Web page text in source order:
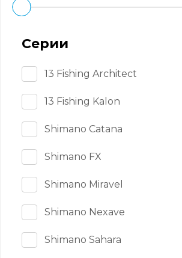
Серии
13 Fishing Architect
13 Fishing Kalon
Shimano Catana
Shimano FX
Shimano Miravel
Shimano Nexave
Shimano Sahara